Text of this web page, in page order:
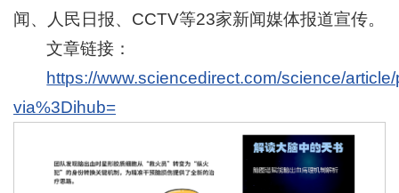
闻、人民日报、CCTV等23家新闻媒体报道宣传。
文章链接：
https://www.sciencedirect.com/science/
via%3Dihub=